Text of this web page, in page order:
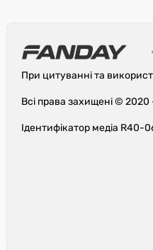
При цитуванні та
Всі права захищені ©
Ідентифікатор медіа R40-